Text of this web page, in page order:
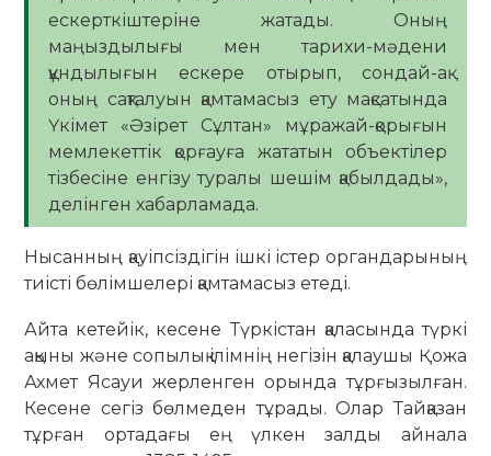
ескерткіштеріне жатады. Оның
маңыздылығы мен тарихи-мәдени
құндылығын ескере отырып, сондай-ақ
оның сақталуын қамтамасыз ету мақсатында
Үкімет «Әзірет Сұлтан» мұражай-қорығын
мемлекеттік қорғауға жататын объектілер
тізбесіне енгізу туралы шешім қабылдады»,
делінген хабарламада.
Нысанның қауіпсіздігін ішкі істер органдарының
тиісті бөлімшелері қамтамасыз етеді.
Айта кетейік, кесене Түркістан қаласында түркі
ақыны және сопылық ілімнің негізін қалаушы Қожа
Ахмет Ясауи жерленген орында тұрғызылған.
Кесене сегіз бөлмеден тұрады. Олар Тайқазан
тұрған ортадағы ең үлкен залды айнала